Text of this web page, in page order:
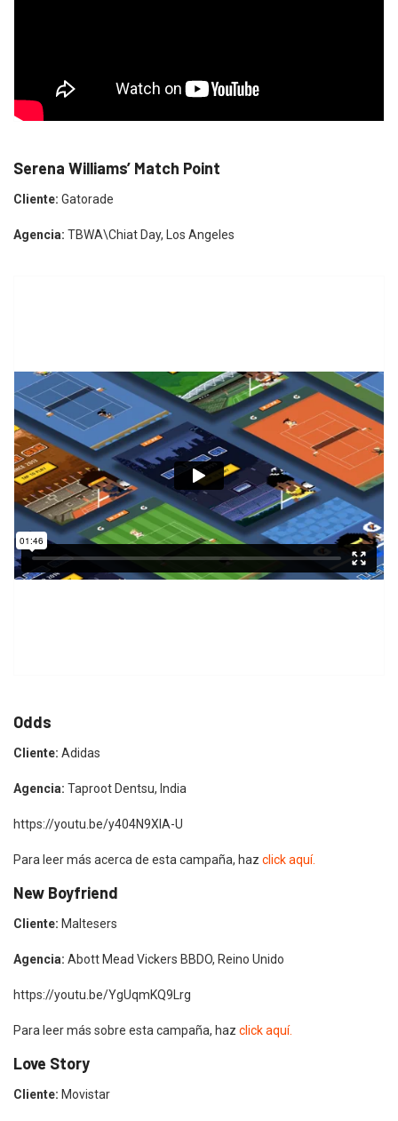
Serena Williams’ Match Point
Cliente: Gatorade
Agencia: TBWA\Chiat Day, Los Angeles
Odds
Cliente: Adidas
Agencia: Taproot Dentsu, India
https://youtu.be/y404N9XlA-U
Para leer más acerca de esta campaña, haz click aquí.
New Boyfriend
Cliente: Maltesers
Agencia: Abott Mead Vickers BBDO, Reino Unido
https://youtu.be/YgUqmKQ9Lrg
Para leer más sobre esta campaña, haz click aquí.
Love Story
Cliente: Movistar